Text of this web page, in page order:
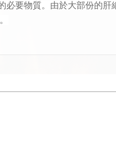
必要物質。由於大部份的